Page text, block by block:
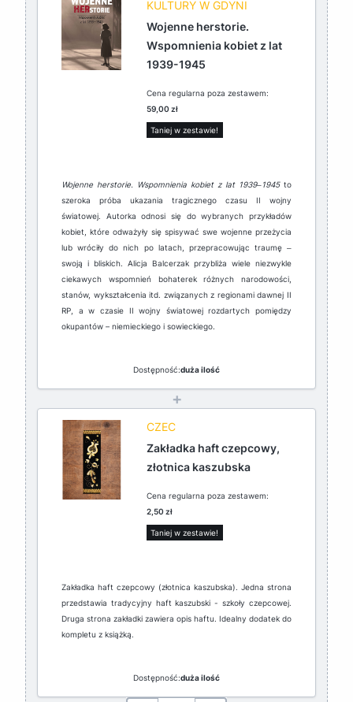
KULTURY W GDYNI
Wojenne herstorie.
Wspomnienia kobiet z lat
1939-1945
Cena regularna poza zestawem:
59,00 zł
Taniej w zestawie!
Wojenne herstorie. Wspomnienia kobiet z lat 1939‒1945to
szeroka próba ukazania tragicznego czasu II wojny
światowej. Autorka odnosi się do wybranych przykładów
kobiet, które odważyły się spisywać swe wojenne przeżycia
lub wróciły do nich po latach, przepracowując traumę ‒
swoją i bliskich. Alicja Balcerzak przybliża wiele niezwykle
ciekawych wspomnień bohaterek różnych narodowości,
stanów, wykształcenia itd. związanych z regionami dawnej II
RP, a w czasie II wojny światowej rozdartych pomiędzy
okupantów – niemieckiego i sowieckiego.
Dostępność:duża ilość
+
CZEC
Zakładka haft czepcowy,
złotnica kaszubska
Cena regularna poza zestawem:
2,50 zł
Taniej w zestawie!
Zakładka haft czepcowy (złotnica kaszubska). Jedna strona
przedstawia tradycyjny haft kaszubski - szkoły czepcowej.
Druga strona zakładki zawiera opis haftu. Idealny dodatek do
kompletu z książką.
Dostępność:duża ilość